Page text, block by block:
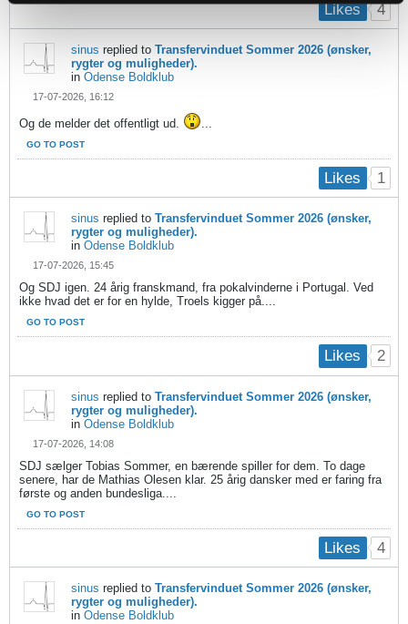
Likes 4
sinus replied to Transfervinduet Sommer 2026 (ønsker,
rygter og muligheder).
in Odense Boldklub
17-07-2026, 16:12
Og de melder det offentligt ud. ...
GO TO POST
Likes 1
sinus replied to Transfervinduet Sommer 2026 (ønsker,
rygter og muligheder).
in Odense Boldklub
17-07-2026, 15:45
Og SDJ igen. 24 årig franskmand, fra pokalvinderne i Portugal. Ved
ikke hvad det er for en hylde, Troels kigger på....
GO TO POST
Likes 2
sinus replied to Transfervinduet Sommer 2026 (ønsker,
rygter og muligheder).
in Odense Boldklub
17-07-2026, 14:08
SDJ sælger Tobias Sommer, en bærende spiller for dem. To dage
senere, har de Mathias Olesen klar. 25 årig dansker med er faring fra
første og anden bundesliga....
GO TO POST
Likes 4
sinus replied to Transfervinduet Sommer 2026 (ønsker,
rygter og muligheder).
in Odense Boldklub